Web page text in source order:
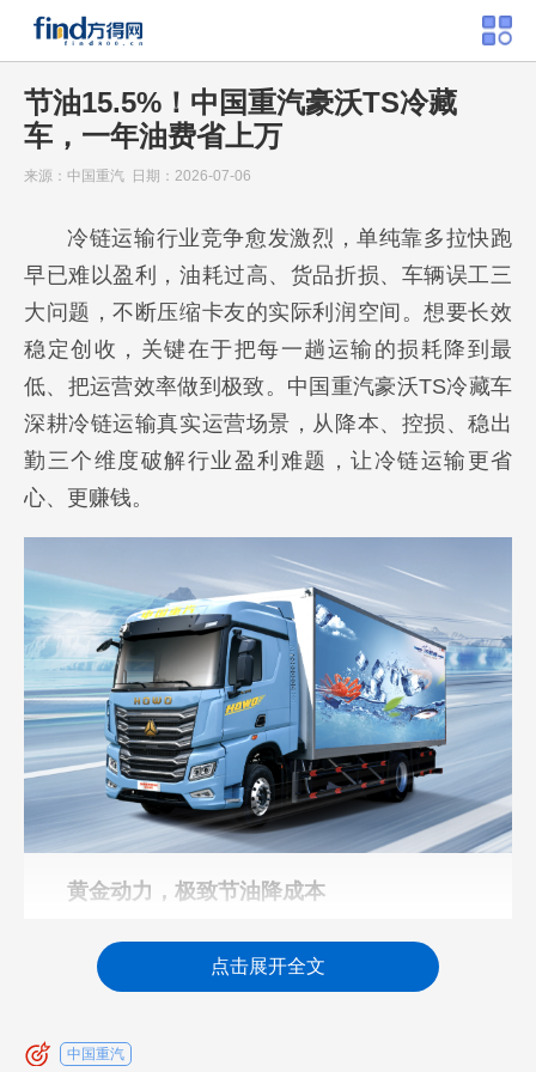
节油15.5%！中国重汽豪沃TS冷藏
车，一年油费省上万
来源：中国重汽 日期：2026-07-06
冷链运输行业竞争愈发激烈，单纯靠多拉快跑
早已难以盈利，油耗过高、货品折损、车辆误工三
大问题，不断压缩卡友的实际利润空间。想要长效
稳定创收，关键在于把每一趟运输的损耗降到最
低、把运营效率做到极致。中国重汽豪沃TS冷藏车
深耕冷链运输真实运营场景，从降本、控损、稳出
勤三个维度破解行业盈利难题，让冷链运输更省
心、更赚钱。
黄金动力，极致节油降成本
冷链运输工况繁杂、出车频次密集，燃油与维
保支出是日常运营最核心的硬性成本，也是拉开卡
载专属无极S集成动力体系，依托发动机、变速箱、
点击展开全文
中国重汽